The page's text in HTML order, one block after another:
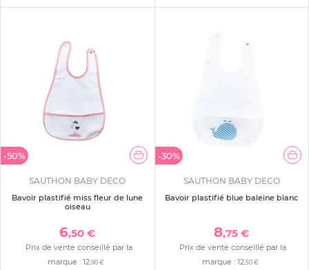
-50%
SAUTHON BABY DECO
Bavoir plastifié miss fleur de lune
oiseau
6,50 €
Prix de vente conseillé par la
marque :12,90 €
-30%
SAUTHON BABY DECO
Bavoir plastifié blue baleine blanc
8,75 €
Prix de vente conseillé par la
marque : 12,50 €